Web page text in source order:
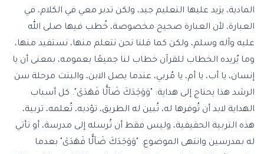
المادية، يزيد عليها التعليم جيد، ولكن تدبر معي في الكلام، في
العبارة، لأن العبارة صحيح مخصوصة، خُطب فيها صلى الله
عليه وآله وسلم، ولكن كما قلنا نحن نتعلم منها، نستفيد منها،
وما يُريده الخطاب للقرآن خطاب لنا جميعًا بعمومه، بمعنى أن يا
إنسان، يا أب، يا أم، يا مُربي، عندما يصل الابن، والبنت مرحلة سن
الرشد هذا يحتاج إلى هداية: "وَوَجَدَكَ ضَآلًّا فَهَدَىٰ". كل أسباب
الهداية لابد أن تُوفرها له، تُبين له الطريق، تؤدبه، تُعلمه، تربية،
هذه التربية الحقيقية، وليس فقط أن تُرسله إلى مدرسة، أو تأتي
له بمدرسين وانتهى الموضوع. "وَوَجَدَكَ ضَآلًّا فَهَدَىٰ" بعدما